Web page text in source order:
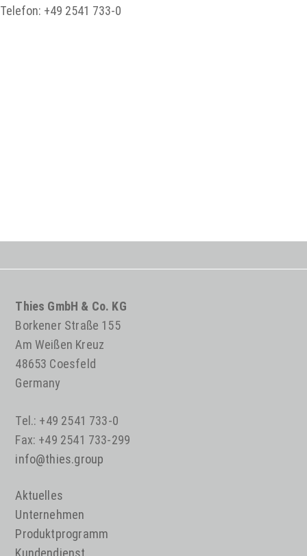
Telefon: +49 2541 733-0
Thies GmbH & Co. KG
Borkener Straße 155
Am Weißen Kreuz
48653 Coesfeld
Germany
Tel.: +49 2541 733-0
Fax: +49 2541 733-299
info@thies.group
Aktuelles
Unternehmen
Produktprogramm
Kundendienst